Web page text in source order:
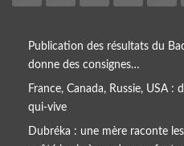
Publication des résultats du
donne des consignes…
France, Canada, Russie, USA
qui-vive
Dubréka : une mère raconte